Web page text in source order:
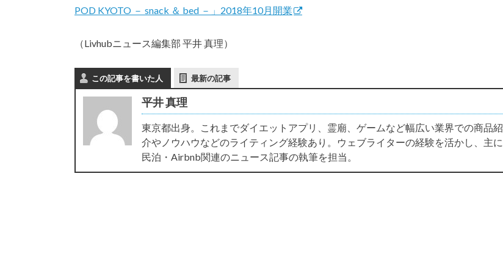
POD KYOTO － snack ＆ bed －」2018年10月開業
（Livhubニュース編集部 平井 真理）
この記事を書いた人 最新の記事
平井 真理
東京都出身。これまでダイエットアプリ、霊廟、ゲームなど幅広い業界での商品紹
介やノウハウなどのライティング経験あり。ウェブライターの経験を活かし、主に
民泊・Airbnb関連のニュース記事の執筆を担当。